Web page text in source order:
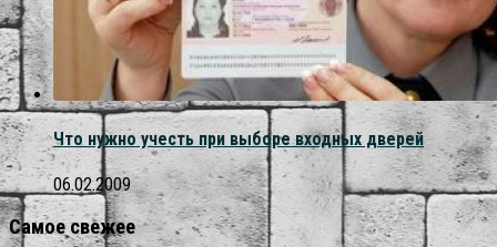
Что нужно учесть при выборе входных дверей
06.02.2009
Самое свежее